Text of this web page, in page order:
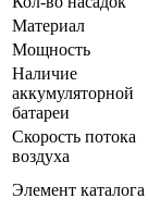
Материал
Мощность
Наличие
аккумуляторной
батареи
Скорость потока
воздуха
Элемент каталога